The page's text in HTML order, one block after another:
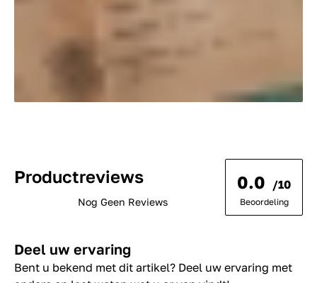
Productreviews
Nog Geen Reviews
0.0 /10
Beoordeling
Deel uw ervaring
Bent u bekend met dit artikel? Deel uw ervaring met